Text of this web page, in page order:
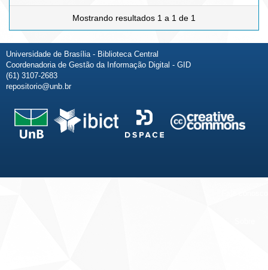
Mostrando resultados 1 a 1 de 1
Universidade de Brasília - Biblioteca Central
Coordenadoria de Gestão da Informação Digital - GID
(61) 3107-2683
repositorio@unb.br